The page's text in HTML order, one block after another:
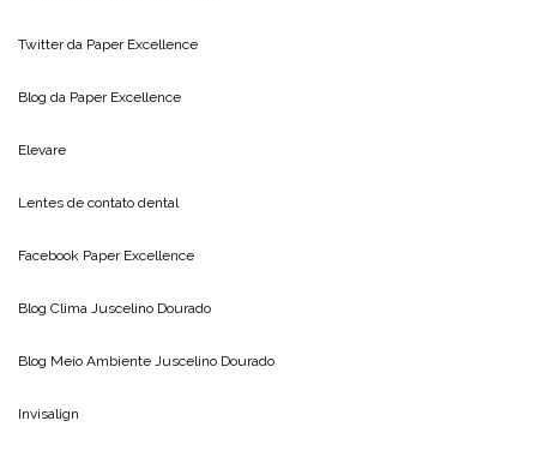
Twitter da Paper Excellence
Blog da Paper Excellence
Elevare
Lentes de contato dental
Facebook Paper Excellence
Blog Clima Juscelino Dourado
Blog Meio Ambiente Juscelino Dourado
Invisalign